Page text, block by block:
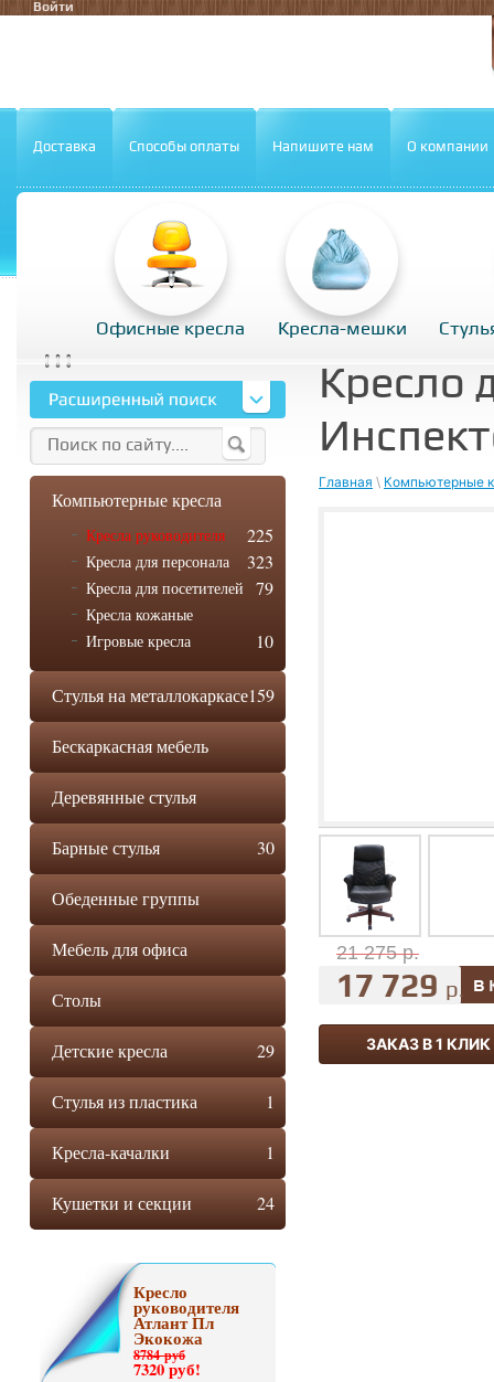
Войти
Доставка Способы оплаты Напишите нам О компании
Офисные кресла Кресла-мешки
Компьютерные кресла
225
Кресла руководителя
323
Кресла для персонала
79
Кресла для посетителей
Кресла кожаные
10
Игровые кресла
159
Стулья на металлокаркасе
Бескаркасная мебель
Деревянные стулья
30
Барные стулья
Обеденные группы
Мебель для офиса
Столы
29
Детские кресла
1
Стулья из пластика
1
Кресла-качалки
24
Кушетки и секции
Кресло
руководителя
Атлант Пл
Экокожа
8784 руб
7320 руб!
Кресло
Главная \ Компьютерные
21 275 р.
17 729 р.
ЗАКАЗ В 1 КЛИК